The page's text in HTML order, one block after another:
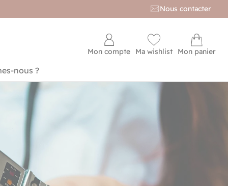
Nous contacter
Mon compte Ma wishlist Mon panier
nous ?